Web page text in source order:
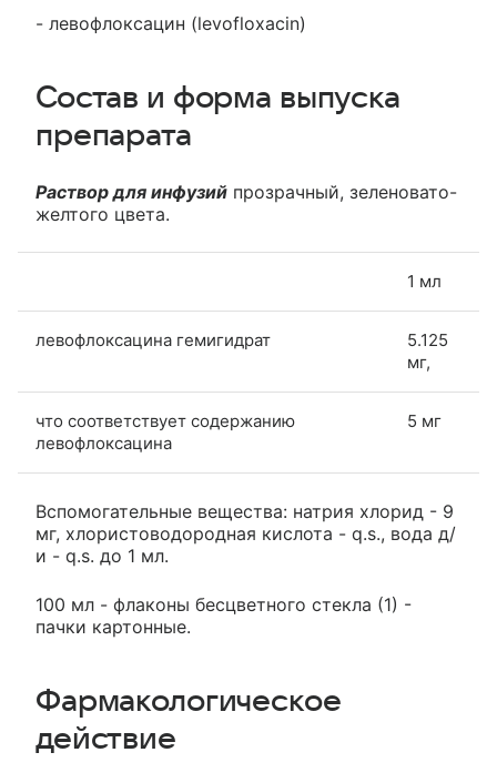
- левофлоксацин (levofloxacin)
Состав и форма выпуска
препарата
Раствор для инфузий прозрачный, зеленовато-
желтого цвета.
1 мл
левофлоксацина гемигидрат
5.125
мг,
что соответствует содержанию
левофлоксацина
5 мг
Вспомогательные вещества: натрия хлорид - 9
мг, хлористоводородная кислота - q.s., вода д/
и - q.s. до 1 мл.
100 мл - флаконы бесцветного стекла (1) -
пачки картонные.
Фармакологическое
действие